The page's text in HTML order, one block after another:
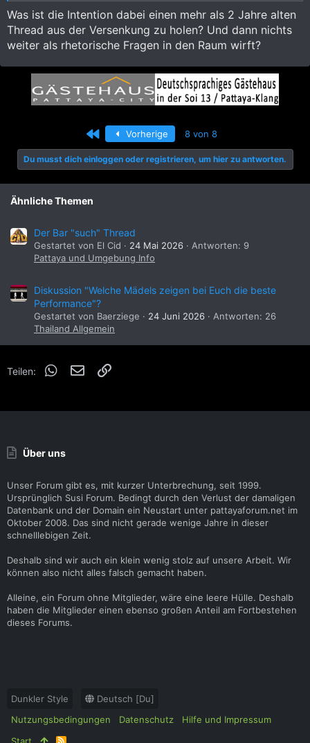
Ist eine 9 von 10 hübsch und damit Premiumware ? Oder nur
eine 10/10 ?
Wir diskutieren hier nicht die Performance dann später im
Also da draußen laufen 99000 Frauen rum und hübsche
Frauen gibt's überall, Augen auf bei der Damenwahl
Was ist die Intention dabei einen mehr als 2 Jahre alten
Thread aus der Versenkung zu holen? Und dann nichts
weiter als rhetorische Fragen in den Raum wirft?
Erste Vorherige 8 von 8
Du musst dich einloggen oder registrieren, um hier zu antworten.
Ähnliche Themen
Der Bar "such" Thread
Gestartet von El Cid 24 Mai 2026
Antworten: 9
Pattaya und Umgebung Info
Diskussion "Welche Mädels zeigen bei Euch die beste
Performance"?
Gestartet von Baerziege 24 Juni 2026
Antworten: 26
Thailand Allgemein
Teilen: WhatsApp
E-Mail
Über uns
Unser Forum gibt es, mit kurzer Unterbrechung, seit 1999.
Ursprünglich Susi Forum. Bedingt durch den Verlust der damaligen
Datenbank und der Domain ein Neustart unter pattayaforum.net im
Oktober 2008. Das sind nicht gerade wenige Jahre in dieser
schnelllebigen Zeit.
Deshalb sind wir auch ein klein wenig stolz auf unsere Arbeit. Wir
können also nicht alles falsch gemacht haben.
Alleine, ein Forum ohne Mitglieder, wäre eine leere Hülle. Deshalb
haben die Mitglieder einen ebenso großen Anteil am Fortbestehen
dieses Forums.
Dunkler Style
Deutsch [Du]
Nutzungsbedingungen
Datenschutz
Hilfe und Impressum
Start
R